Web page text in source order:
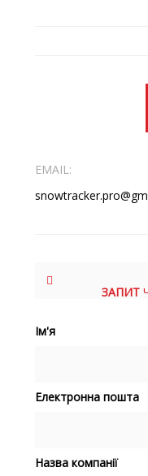
EMAIL:
ЗАПИТ
Ім'я
Електронна пошта
Назва компанії